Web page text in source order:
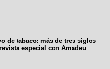
de tabaco: más de tres siglos
especial con Amadeu